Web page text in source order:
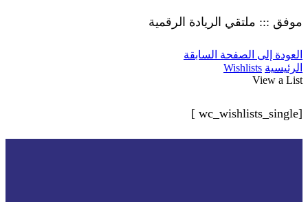
موفق ::: ملتقي الريادة الرقمية
العودة إلى الصفحة السابقة
الرئيسية Wishlists
View a List
[wc_wishlists_single ]